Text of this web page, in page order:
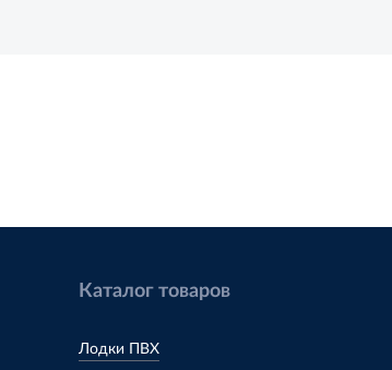
Каталог товаров
Лодки ПВХ